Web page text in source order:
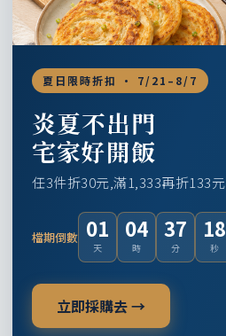
夏日限時折扣 · 7/21–8/7
炎夏不出門
宅家好開飯
任3件折30元,滿1,333再折133元
檔期倒數 01
天
04
時
37
分
17
秒
立即採購去 →